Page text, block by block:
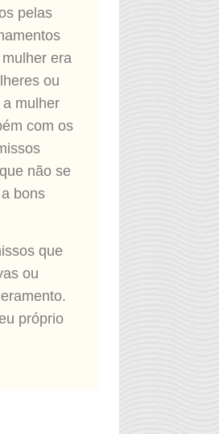
pelas
era
ou
mulher
com os
não se
bons
que
ou
próprio